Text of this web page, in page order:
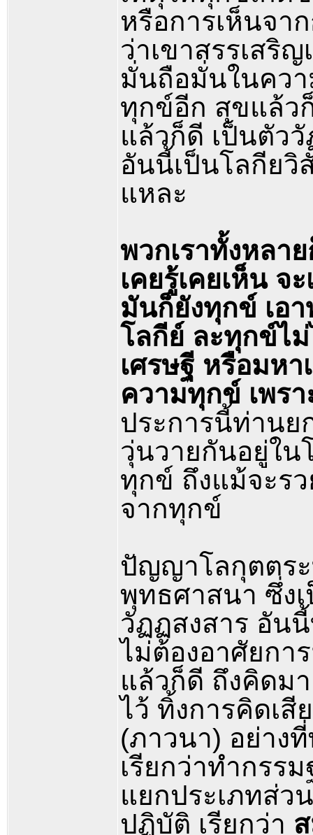
หรือการเห็นจา
ว่าเขาสรรเสริ
มั่นถือมั่นในคว
ทุกข์อีก สุขแล้ว
แล้วก็ดี เป็นตัว
อันนี้เป็นโลกียวิ
แหละ
พวกเราทั้งหลา
เคยรู้เคยเห็น จ
มันก็ยังทุกข์ เอ
โลกีย์ ละทุกข์ไ
เศรษฐี หรือมห
ความทุกข์ เพร
ประการนี้ท่านย
วุ่นวายกันอยู่ใน
ทุกข์ ถึงแม้จะร
จากทุกข์
ปัญญาโลกุตตระ
พุทธศาสนา ซึ่ง
วัฏฏสงสาร อัน
ไม่ต้องอาศัยกา
แล้วก็ดี ถึงคิดม
ไว้ ทิ้งการคิดเสี
(ภาวนา) อย่าง
เรียกว่าทำกรร
แยกประเภทส่ว
ปฏิบัติ เรียกว่า